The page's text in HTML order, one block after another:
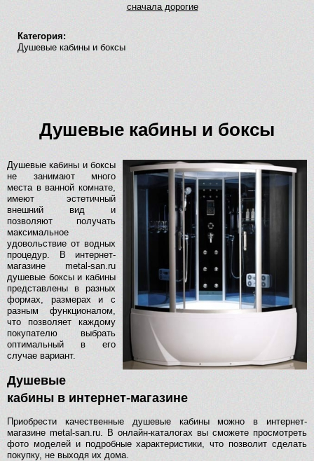
сначала дорогие
Категория:
Душевые кабины и боксы
Душевые кабины и боксы
Душевые кабины и боксы
не занимают много
места в ванной комнате,
имеют эстетичный
внешний вид и
позволяют получать
максимальное
удовольствие от водных
процедур. В интернет-
магазине metal-san.ru
душевые боксы и кабины
представлены в разных
формах, размерах и с
разным функционалом,
что позволяет каждому
покупателю выбрать
оптимальный в его
случае вариант.
Душевые
кабины в интернет-магазине
Приобрести качественные душевые кабины можно в интернет-
магазине metal-san.ru. В онлайн-каталогах вы сможете просмотреть
фото моделей и подробные характеристики, что позволит сделать
покупку, не выходя их дома.